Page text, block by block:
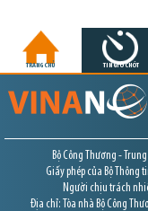
TRANG CHỦ TIN GIỜ CHÓT
Bộ Công Thương -
Giấy phép của Bộ Thông
Người chịu trách
Địa chỉ: Tòa nhà Bộ Công